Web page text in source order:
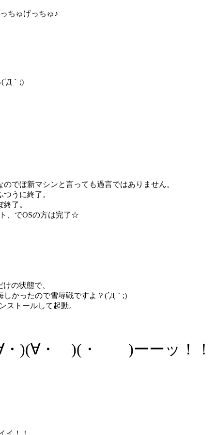
ちゅげっちゅ♪
｀;)
でぼ新マシンと言っても過言ではありません。
うに終了。
了。
、でOSの方は完了☆
の状態で、
かったので雪辱戦ですよ？(´Д｀;)
ストールして起動。
)(∀・ )(・ )ーーッ！！